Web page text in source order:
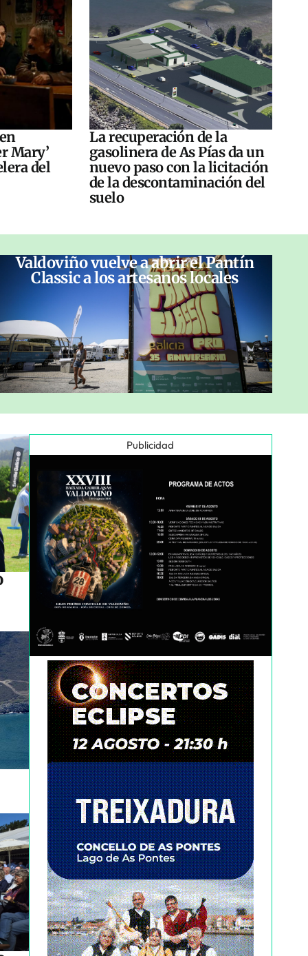
Mary’
del
La recuperación de la
gasolinera de As Pías da un
nuevo paso con la licitación
de la descontaminación del
suelo
Valdoviño vuelve a abrir el Pantín
Classic a los artesanos locales
Publicidad